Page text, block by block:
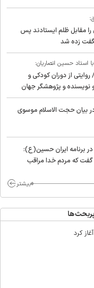
مقابل ظلم ایستادند پس
زده شد
حسین انصاریان:
از دوران کودکی و
و پژوهشگر جهان
حجت الاسلام موسوی
برنامه ایران حسین(ع):
که مردم خدا مراقب
بیشتر
کرد